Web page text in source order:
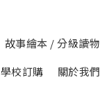
故事繪本 / 分級讀物
學校訂購 關於我們